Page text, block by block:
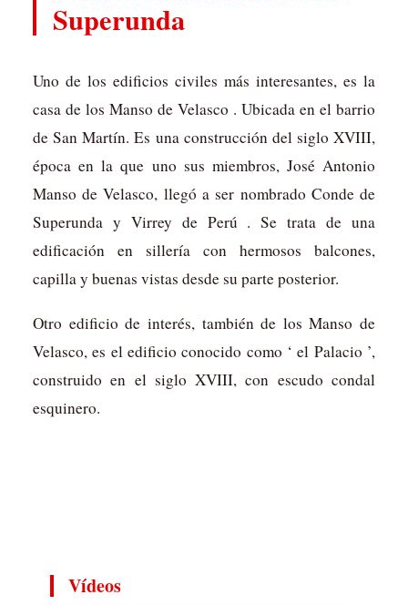
Superunda
Uno de los edificios civiles más interesantes, es la
casa de los Manso de Velasco . Ubicada en el barrio
de San Martín. Es una construcción del siglo XVIII,
época en la que uno sus miembros, José Antonio
Manso de Velasco, llegó a ser nombrado Conde de
Superunda y Virrey de Perú . Se trata de una
edificación en sillería con hermosos balcones,
capilla y buenas vistas desde su parte posterior.
Otro edificio de interés, también de los Manso de
Velasco, es el edificio conocido como ‘ el Palacio ’,
construido en el siglo XVIII, con escudo condal
esquinero.
Vídeos